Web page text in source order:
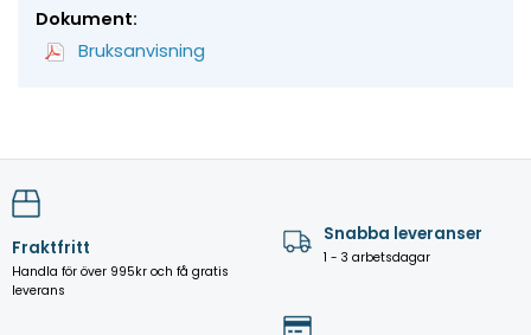
Dokument:
Bruksanvisning
Fraktfritt
Handla för över 995kr och få gratis
leverans
Snabba leveranser
1 - 3 arbetsdagar